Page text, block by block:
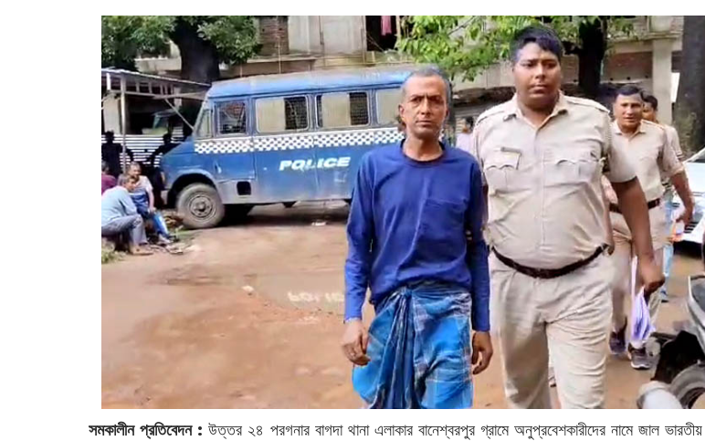
সমকালীন প্রতিবেদন : উত্তর ২৪ পরগনার বাগদা থানা এলাকার বানেশ্বরপুর গ্রামে অনুপ্রবেশকারীদের নামে জাল